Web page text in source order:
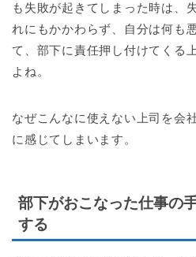
も失敗が起きてしまった時は、
れにもかかわらず、自分は何も
て、部下に責任押し付けてくる
よね。
なぜこんなに使えない上司を会
に感じてしまいます。
部下がおこなった仕事の
する